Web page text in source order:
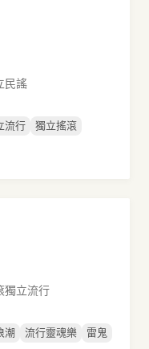
民謠
流行
獨立搖滾
獨立流行
潮 流行靈魂樂
雷鬼